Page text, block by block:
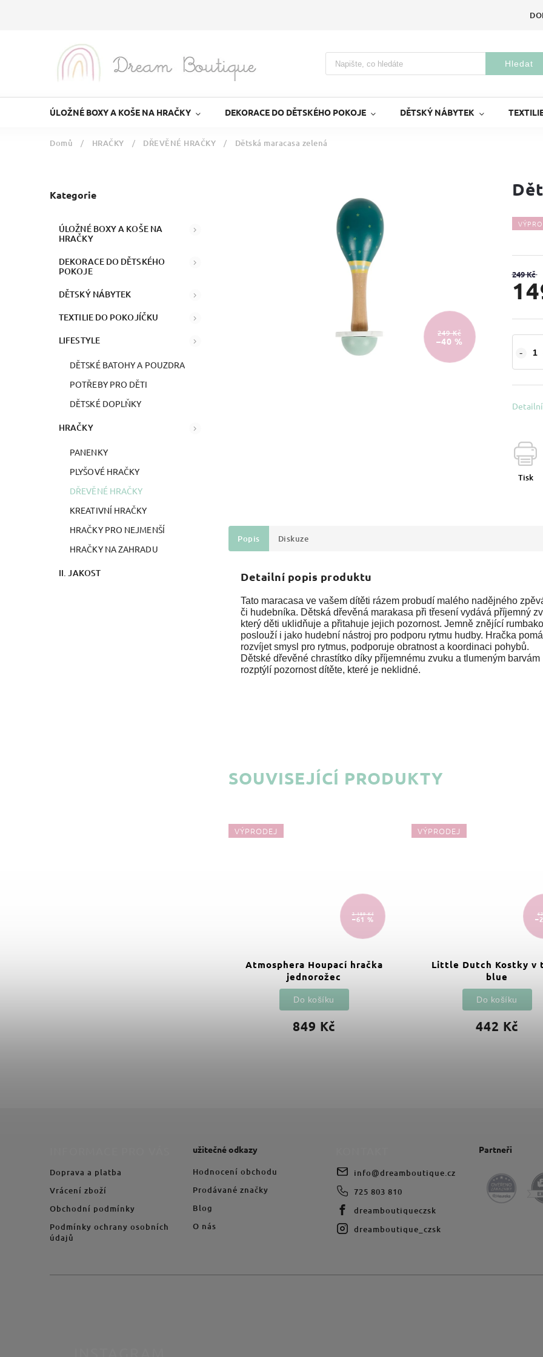
Hledat
ÚLOŽNÉ BOXY A KOŠE NA HRAČKY DEKORACE DO DĚTSKÉHO POKOJE DĚTSKÝ NÁBYTEK
Domů / HRAČKY / DŘEVĚNÉ HRAČKY / Dětská maracasa zelená
Kategorie
ÚLOŽNÉ BOXY A KOŠE NA
HRAČKY
DEKORACE DO DĚTSKÉHO
POKOJE
DĚTSKÝ NÁBYTEK
TEXTILIE DO POKOJÍČKU
LIFESTYLE
DĚTSKÉ BATOHY A POUZDRA
POTŘEBY PRO DĚTI
DĚTSKÉ DOPLŇKY
HRAČKY
PANENKY
PLYŠOVÉ HRAČKY
DŘEVĚNÉ HRAČKY
KREATIVNÍ HRAČKY
HRAČKY PRO NEJMENŠÍ
HRAČKY NA ZAHRADU
II. JAKOST
249 Kč
–40 %
249 Kč
Tisk
Popis Diskuze
Detailní popis produktu
Tato maracasa ve vašem dítěti rázem probudí malého nadějného
či hudebníka. Dětská dřevěná marakasa při třesení vydává příjemný
který děti uklidňuje a přitahuje jejich pozornost. Jemně znějící
poslouží i jako hudební nástroj pro podporu rytmu hudby. Hračka
rozvíjet smysl pro rytmus, podporuje obratnost a koordinaci pohybů.
Dětské dřevěné chrastítko díky příjemnému zvuku a tlumeným barvám
rozptýlí pozornost dítěte, které je neklidné.
SOUVISEJÍCÍ PRODUKTY
VÝPRODEJ
2 189 Kč
–61 %
Atmosphera Houpací hračka
jednorožec
849 Kč
Do košíku
VÝPRODEJ
Little Dutch Kostky v
blue
442 Kč
Do košíku
Doprava a platba
Vrácení zboží
Obchodní podmínky
Podmínky ochrany osobních
údajů
užitečné odkazy
Hodnocení obchodu
Prodávané značky
Blog
O nás
info@dreamboutique.cz
725 803 810
dreamboutiqueczsk
dreamboutique_czsk
Partneři